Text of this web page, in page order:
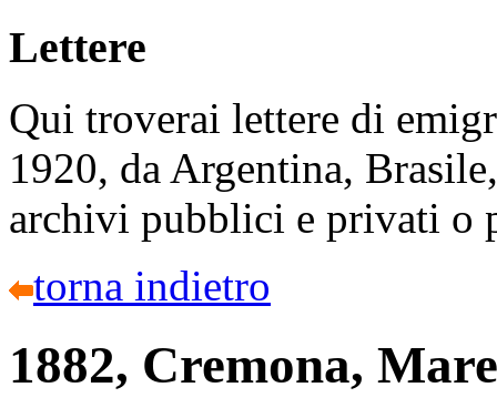
Lettere
Qui troverai lettere di
1920, da Argentina,
archivi pubblici e privati o
torna indietro
1882, Cremona,